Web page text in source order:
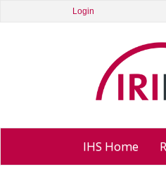
Login
IHS Home